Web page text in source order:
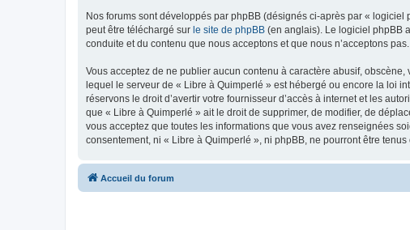
Nos forums sont développés par phpBB (désignés ci-après par «
peut être téléchargé sur le site de phpBB (en anglais). Le logiciel phpBB
conduite et du contenu que nous acceptons et que nous n’acceptons
Vous acceptez de ne publier aucun contenu à caractère abusif,
lequel le serveur de « Libre à Quimperlé » est hébergé ou encore la loi
réservons le droit d’avertir votre fournisseur d’accès à internet et les
que « Libre à Quimperlé » ait le droit de supprimer, de modifier, de
vous acceptez que toutes les informations que vous avez renseignées
consentement, ni « Libre à Quimperlé », ni phpBB, ne pourront être
Accueil du forum